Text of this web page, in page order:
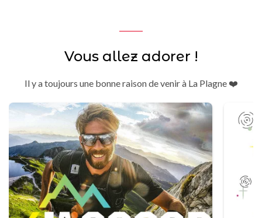
Vous allez adorer !
Il y a toujours une bonne raison de venir à La Plagne ❤️